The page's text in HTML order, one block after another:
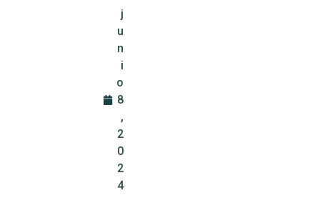
j
u
n
i
o
8
,
2
0
2
4